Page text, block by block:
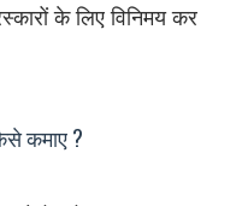
के लिए विनिमय कर
कमाए ?